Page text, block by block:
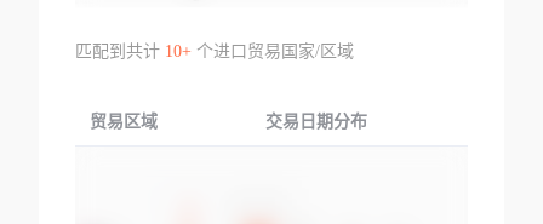
匹配到共计 10+个进口贸易国家/区域
贸易区域 交易日期分布